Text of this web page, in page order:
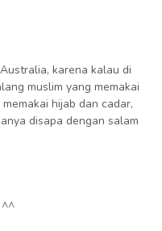
karena kalau di
muslim yang memakai
hijab dan cadar,
disapa dengan salam
^^